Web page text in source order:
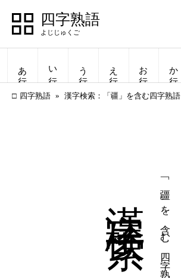
四字熟語
四字熟語
一覧表示
あ行 い行 う行 え行 お行 か行
四字熟語 漢字検索：「疆」を含む四字熟語
「疆」を含む四字熟語
四字熟語
一覧表示